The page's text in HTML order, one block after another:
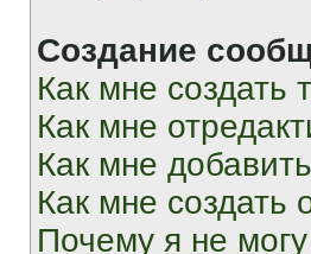
Создание
Как мне
Как мне
Как мне
Как мне создать
Почему я не